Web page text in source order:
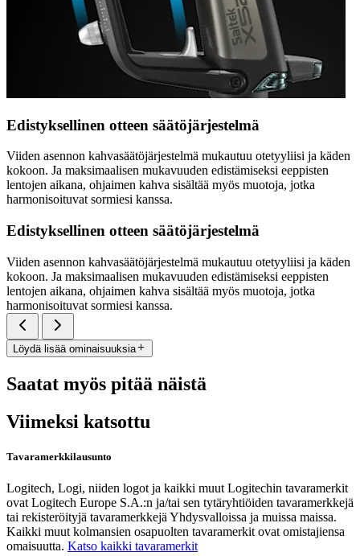
Edistyksellinen otteen säätöjärjestelmä
Viiden asennon kahvasäätöjärjestelmä mukautuu otetyyliisi ja käden
kokoon. Ja maksimaalisen mukavuuden edistämiseksi eeppisten
lentojen aikana, ohjaimen kahva sisältää myös muotoja, jotka
harmonisoituvat sormiesi kanssa.
Edistyksellinen otteen säätöjärjestelmä
Viiden asennon kahvasäätöjärjestelmä mukautuu otetyyliisi ja käden
kokoon. Ja maksimaalisen mukavuuden edistämiseksi eeppisten
lentojen aikana, ohjaimen kahva sisältää myös muotoja, jotka
harmonisoituvat sormiesi kanssa.
Löydä lisää ominaisuuksia
Saatat myös pitää näistä
Viimeksi katsottu
Tavaramerkkilausunto
Logitech, Logi, niiden logot ja kaikki muut Logitechin tavaramerkit
ovat Logitech Europe S.A.:n ja/tai sen tytäryhtiöiden tavaramerkkejä
tai rekisteröityjä tavaramerkkejä Yhdysvalloissa ja muissa maissa.
Kaikki muut kolmansien osapuolten tavaramerkit ovat omistajiensa
omaisuutta. Katso kaikki tavaramerkit